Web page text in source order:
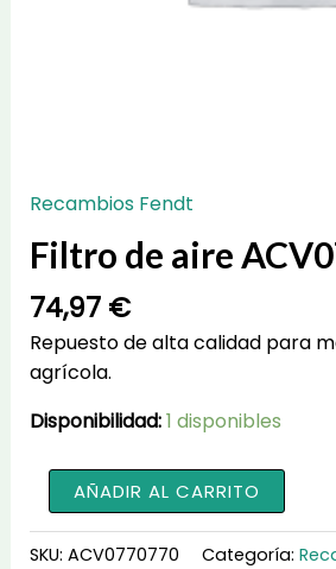
Recambios Fendt
Filtro de aire
74,97 €
Repuesto de alta calidad para
agrícola.
Disponibilidad:1 disponibles
de
aire
AÑADIR AL CARRITO
SKU: ACV0770770 Categoría: